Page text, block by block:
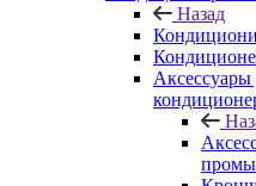
Назад